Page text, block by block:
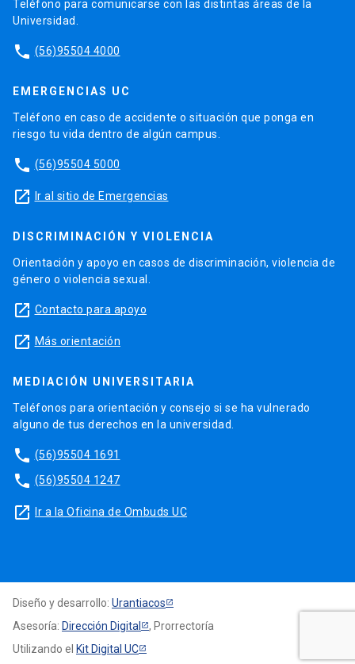
Teléfono para comunicarse con las distintas áreas de la
Universidad.
phone (56)95504 4000
EMERGENCIAS UC
Teléfono en caso de accidente o situación que ponga en
riesgo tu vida dentro de algún campus.
phone (56)95504 5000
launch Ir al sitio de Emergencias
DISCRIMINACIÓN Y VIOLENCIA
Orientación y apoyo en casos de discriminación, violencia de
género o violencia sexual.
launch Contacto para apoyo
launch Más orientación
MEDIACIÓN UNIVERSITARIA
Teléfonos para orientación y consejo si se ha vulnerado
alguno de tus derechos en la universidad.
phone (56)95504 1691
phone (56)95504 1247
launch Ir a la Oficina de Ombuds UC
Diseño y desarrollo: Urantiacos
Asesoría: Dirección Digital
, Prorrectoría
Utilizando el Kit Digital UC